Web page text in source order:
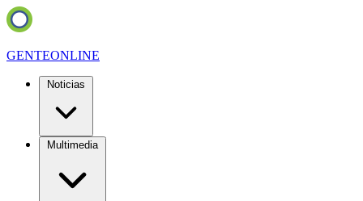
GENTEONLINE
Noticias
Multimedia